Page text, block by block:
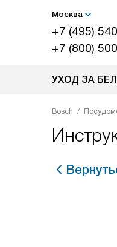
Москва
+7 (495)
+7 (800)
УХОД ЗА
Bosch